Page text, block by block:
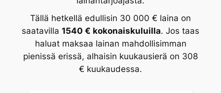
Tällä hetkellä edullisin 30 000 € laina on
saatavilla 1540 € kokonaiskuluilla. Jos taas
haluat maksaa lainan mahdollisimman
pienissä erissä, alhaisin kuukausierä on 308
€ kuukaudessa.